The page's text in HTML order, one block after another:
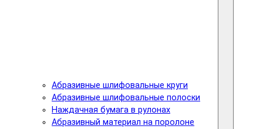
Абразивные шлифовальные круги
Абразивные шлифовальные полоски
Наждачная бумага в рулонах
Абразивный материал на поролоне